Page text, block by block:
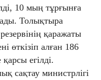
10 мың тұрғынға
Толықтыра
қаражаты
өткізіп алған 186
егілді.
сақтау министрлігі